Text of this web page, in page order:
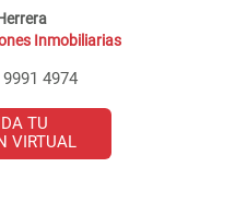
Inmobiliarias
4974
TU
VIRTUAL